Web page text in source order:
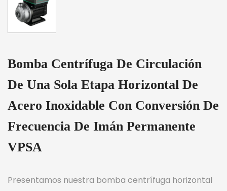
Bomba Centrífuga De Circulación
De Una Sola Etapa Horizontal De
Acero Inoxidable Con Conversión De
Frecuencia De Imán Permanente
VPSA
Presentamos nuestra bomba centrífuga horizontal